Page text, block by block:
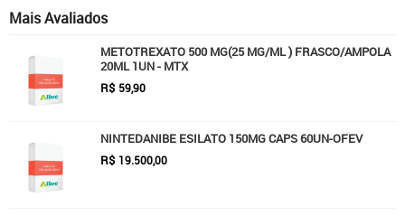
Mais Avaliados
METOTREXATO 500 MG(25 MG/ML ) FRASCO/AMPOLA
20ML 1UN - MTX
R$ 59,90
NINTEDANIBE ESILATO 150MG CAPS 60UN-OFEV
R$ 19.500,00